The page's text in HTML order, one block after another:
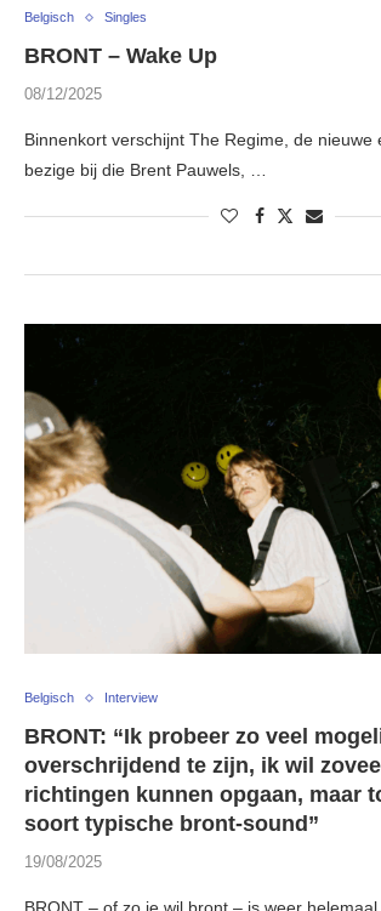
Belgisch Singles
BRONT – Wake Up
08/12/2025
Binnenkort verschijnt The Regime, de nieuwe
bezige bij die Brent Pauwels, …
Belgisch Interview
BRONT: “Ik probeer zo veel
overschrijdend te zijn, ik wil
richtingen kunnen opgaan, maar
soort typische bront-sound”
19/08/2025